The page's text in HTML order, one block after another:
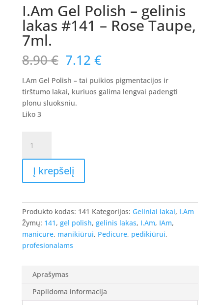
I.Am Gel Polish – gelinis
lakas #141 – Rose Taupe,
7ml.
8.90€ Original
price
was:
8.90 €.
7.12 €Current
price
is:
7.12 €.
I.Am Gel Polish – tai puikios pigmentacijos ir
tirštumo lakai, kuriuos galima lengvai padengti
plonu sluoksniu.
Liko 3
kiekis:
I.Am
Polish
gelinis
lakas
#141
-
Rose
7ml.
Į krepšelį
Produkto kodas: 141 Kategorijos: Geliniai lakai, I.Am
Žymų: 141, gel polish, gelinis lakas, I.Am, IAm,
manicure, manikiūrui, Pedicure, pedikiūrui,
profesionalams
Aprašymas
Papildoma informacija